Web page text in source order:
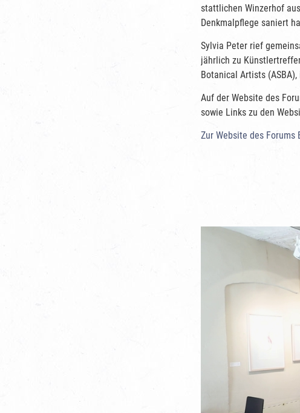
stattlichen Winzerhof
Denkmalpflege saniert
Sylvia Peter rief
jährlich zu
Botanical Artists
Auf der Website des
sowie Links zu den
Zur Website des Forums